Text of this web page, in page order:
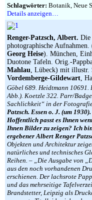
Schlagwörter: Botanik, Neue
Details anzeigen…
Renger-Patzsch, Albert. Die
photographische
Georg Heise). München,
Duotone Tafeln. Orig.-
Mahlau, Lübeck) mit illustr.
Vordemberge-Gildewart,
Göbel 689. Heidtmann
Abb.). Koetzle 322. Parr/
Sachlichkeit“ in der
Patzsch. Essen o. J. (um
Hoffentlich passt es Ihnen
Ihnen Bilder zu zeigen? Ich
ergebener Albert Renger
Objekten und Architektur
natürliches und technisches
Reihen. – „Die Ausgabe von
aus den noch vorhandenen
erschienen. Der lachsrote
und das mehrseitige
Brandstetter, Leipzig als